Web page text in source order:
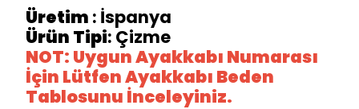
Üretim : İspanya
Ürün Tipi: Çizme
NOT: Uygun Ayakkabı Numarası
İçin Lütfen Ayakkabı Beden
Tablosunu İnceleyiniz.